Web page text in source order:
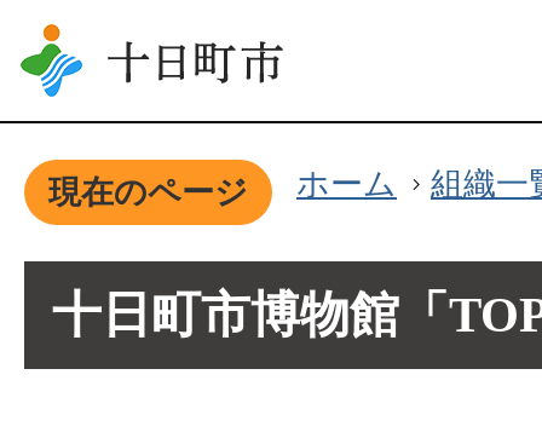
現在のページ ホーム 組織一
十日町市博物館「